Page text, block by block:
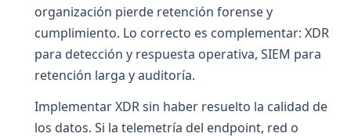
organización pierde retención forense y
cumplimiento. Lo correcto es complementar: XDR
para detección y respuesta operativa, SIEM para
retención larga y auditoría.
Implementar XDR sin haber resuelto la calidad de
los datos. Si la telemetría del endpoint, red o